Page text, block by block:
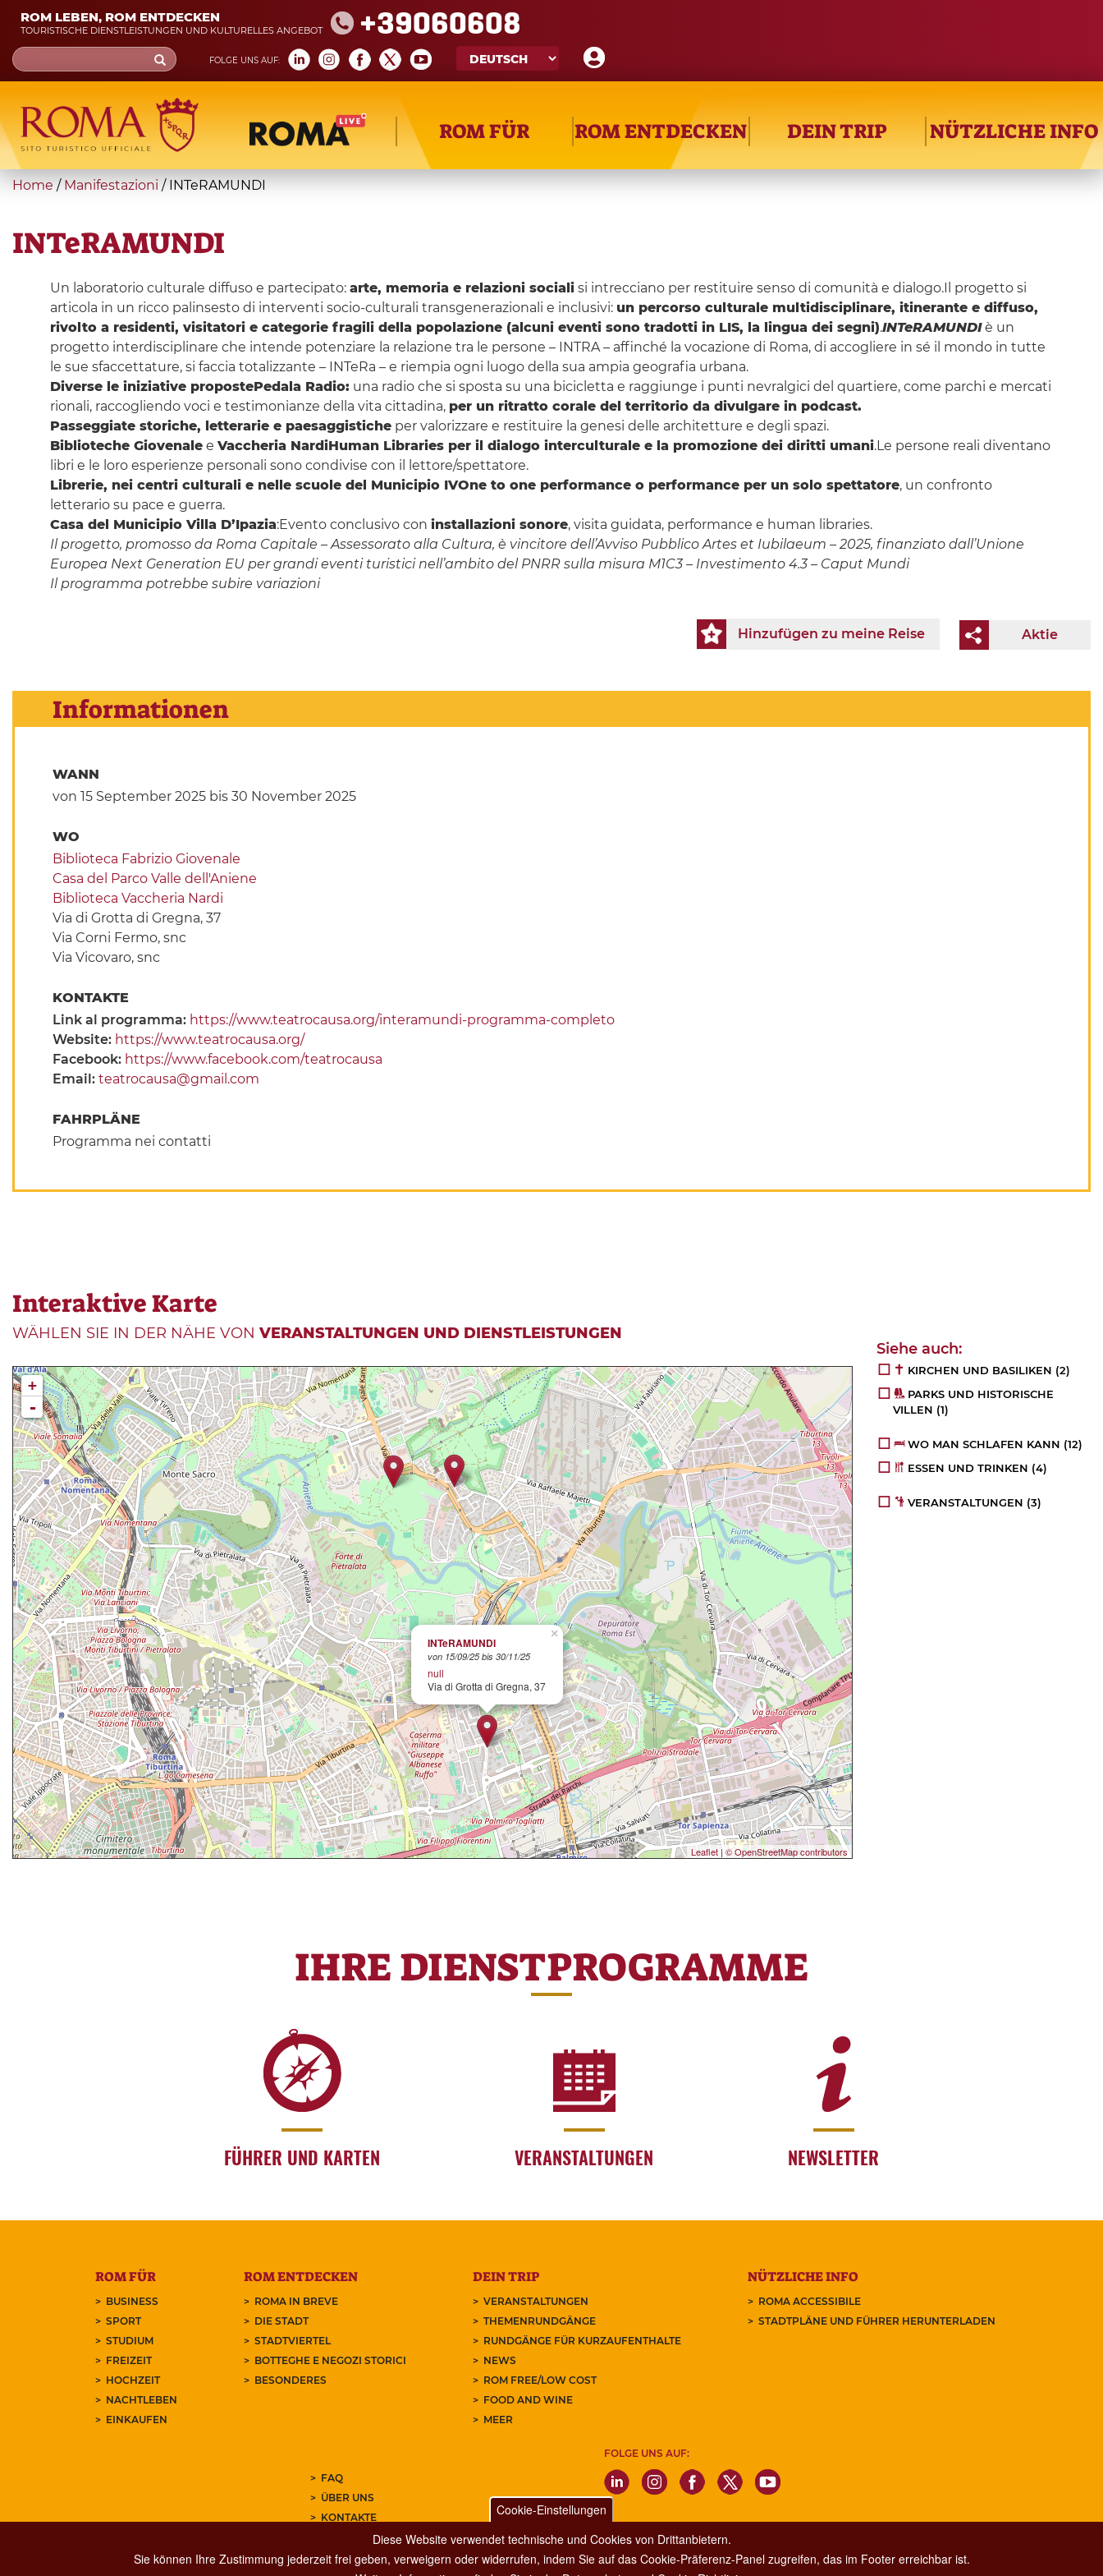
Skip
main
content
ROM LEBEN, ROM ENTDECKEN
TOURISTISCHE DIENSTLEISTUNGEN UND KULTURELLES ANGEBOT +39060608
FOLGE UNS AUF:
Search
form
Suche
ROM FÜR ROM ENTDECKEN DEIN TRIP NÜTZLICHE INFO
You
here
Home / Manifestazioni / INTeRAMUNDI
INTeRAMUNDI
Un laboratorio culturale diffuso e partecipato: arte, memoria e relazioni socialisi intrecciano per restituire senso di comunità e dialogo.Il progetto si
articola in un ricco palinsesto di interventi socio-culturali transgenerazionali e inclusivi: un percorso culturale multidisciplinare, itinerante e diffuso,
rivolto a residenti, visitatori e categorie fragili della popolazione (alcuni eventi sono tradotti in LIS, la lingua dei segni).INTeRAMUNDIè un
progetto interdisciplinare che intende potenziare la relazione tra le persone – INTRA – affinché la vocazione di Roma, di accogliere in sé il mondo in tutte
le sue sfaccettature, si faccia totalizzante – INTeRa – e riempia ogni luogo della sua ampia geografia urbana.
Diverse le iniziative propostePedala Radio: una radio che si sposta su una bicicletta e raggiunge i punti nevralgici del quartiere, come parchi e mercati
rionali, raccogliendo voci e testimonianze della vita cittadina, per un ritratto corale del territorio da divulgare in podcast.
Passeggiate storiche, letterarie e paesaggisticheper valorizzare e restituire la genesi delle architetture e degli spazi.
Biblioteche Giovenalee Vaccheria NardiHuman Libraries per il dialogo interculturale e la promozione dei diritti umani.Le persone reali diventano
libri e le loro esperienze personali sono condivise con il lettore/spettatore.
Librerie, nei centri culturali e nelle scuole del Municipio IVOne to one performance o performance per un solo spettatore, un confronto
letterario su pace e guerra.
Casa del Municipio Villa D’Ipazia:Evento conclusivo con installazioni sonore, visita guidata, performance e human libraries.
Il progetto, promosso da Roma Capitale – Assessorato alla Cultura, è vincitore dell’Avviso Pubblico Artes et Iubilaeum – 2025, finanziato dall’Unione
Europea Next Generation EU per grandi eventi turistici nell’ambito del PNRR sulla misura M1C3 – Investimento 4.3 – Caput Mundi
Il programma potrebbe subire variazioni
Aktie
Hinzufügen zu meine Reise
Informationen
WANN
von 15 September 2025bis 30 November 2025
WO
Biblioteca Fabrizio Giovenale
Casa del Parco Valle dell'Aniene
Biblioteca Vaccheria Nardi
Via di Grotta di Gregna, 37
Via Corni Fermo, snc
Via Vicovaro, snc
KONTAKTE
Link al programma: https://www.teatrocausa.org/interamundi-programma-completo
Website: https://www.teatrocausa.org/
Facebook: https://www.facebook.com/teatrocausa
Email: teatrocausa@gmail.com
FAHRPLÄNE
Programma nei contatti
Interaktive Karte
WÄHLEN SIE IN DER NÄHE VON VERANSTALTUNGEN UND DIENSTLEISTUNGEN
×
INTeRAMUNDI
von 15/09/25 bis 30/11/25
null
Via di Grotta di Gregna, 37
+
-
Leaflet |© OpenStreetMap contributors
KIRCHEN UND BASILIKEN (2)
PARKS UND HISTORISCHE
VILLEN (1)
WO MAN SCHLAFEN KANN (12)
ESSEN UND TRINKEN (4)
VERANSTALTUNGEN (3)
IHRE DIENSTPROGRAMME
FÜHRER UND KARTEN VERANSTALTUNGEN NEWSLETTER
ROM FÜR
BUSINESS
SPORT
STUDIUM
FREIZEIT
HOCHZEIT
NACHTLEBEN
EINKAUFEN
ROM ENTDECKEN
ROMA IN BREVE
DIE STADT
STADTVIERTEL
BOTTEGHE E NEGOZI STORICI
BESONDERES
DEIN TRIP
VERANSTALTUNGEN
THEMENRUNDGÄNGE
RUNDGÄNGE FÜR KURZAUFENTHALTE
NEWS
ROM FREE/LOW COST
FOOD AND WINE
MEER
NÜTZLICHE INFO
ROMA ACCESSIBILE
STADTPLÄNE UND FÜHRER HERUNTERLADEN
FAQ
ÜBER UNS
KONTAKTE
ABONNIEREN SIE UNSEREN NEWSLETTER
FOLGE UNS AUF:
Cookie-Einstellungen
Diese Website verwendet technische und Cookies von Drittanbietern.
Sie können Ihre Zustimmung jederzeit frei geben, verweigern oder widerrufen, indem Sie auf das Cookie-Präferenz-Panel zugreifen, das im Footer erreichbar ist.